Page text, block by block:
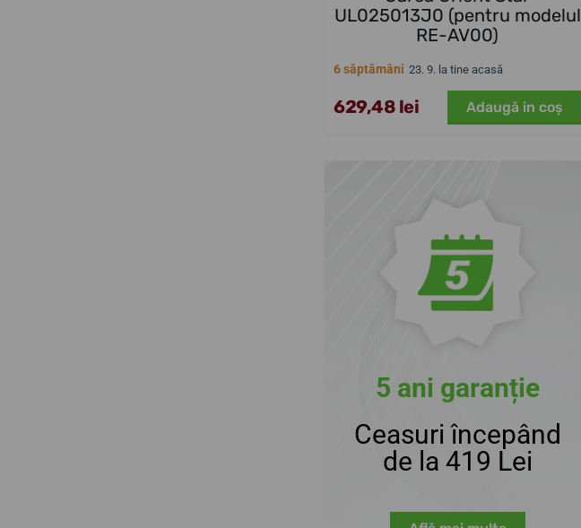
UL025013J0 (pentru modelul
RE-AV00)
6 săptămâni 23. 9. la tine acasă
629,48 lei Adaugă in coş
5 ani garanție
Ceasuri începând
de la 419 Lei